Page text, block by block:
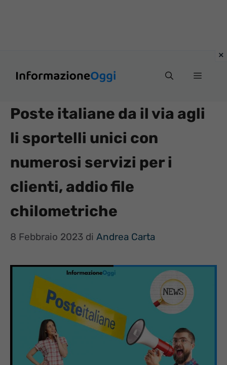
Menu
Poste italiane da il via agli
li sportelli unici con
numerosi servizi per i
clienti, addio file
chilometriche
8 Febbraio 2023 di Andrea Carta